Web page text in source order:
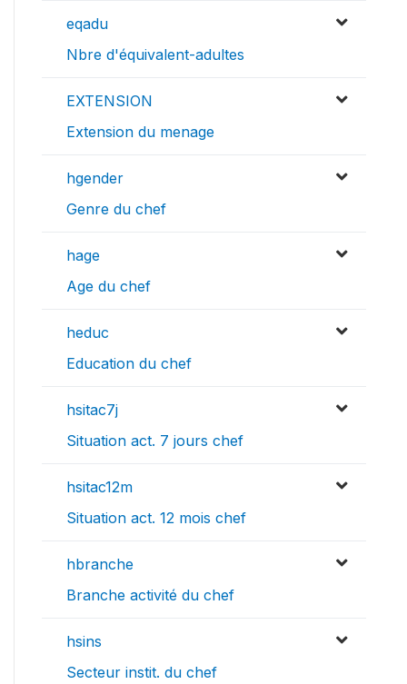
eqadu
Nbre d'équivalent-adultes
EXTENSION
Extension du menage
hgender
Genre du chef
hage
Age du chef
heduc
Education du chef
hsitac7j
Situation act. 7 jours chef
hsitac12m
Situation act. 12 mois chef
hbranche
Branche activité du chef
hsins
Secteur instit. du chef